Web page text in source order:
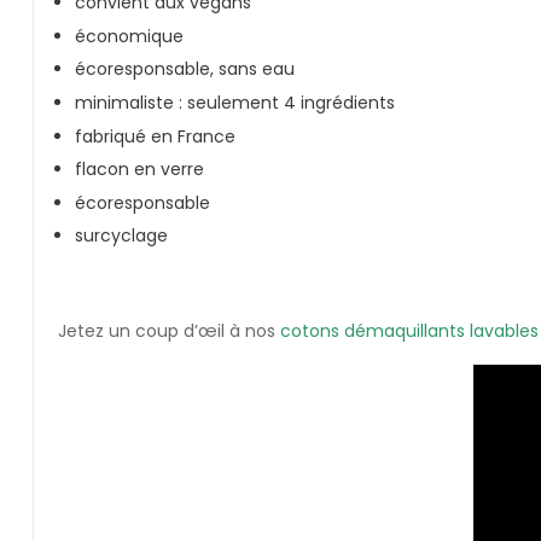
économique
écoresponsable, sans eau
minimaliste : seulement 4 ingrédients
fabriqué en France
flacon en verre
écoresponsable
surcyclage
Jetez un coup d’œil à nos cotons démaquillants lavables